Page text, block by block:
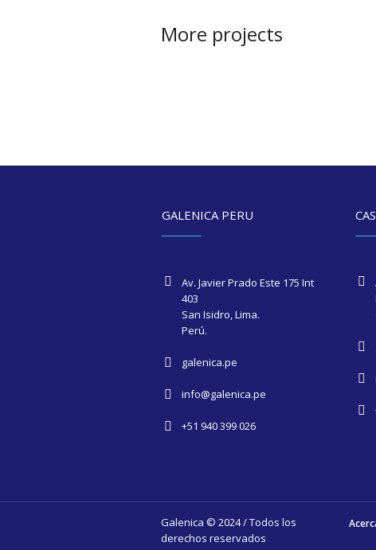
More projects
GALENICA PERU
Av. Javier Prado Este 175 Int
403
San Isidro, Lima.
Perú.
galenica.pe
info@galenica.pe
+51 940 399 026
Galenica © 2024 / Todos los
derechos reservados